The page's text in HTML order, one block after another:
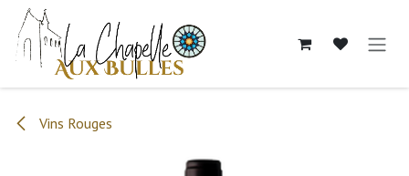
Se rendre au contenu
Vins Rouges